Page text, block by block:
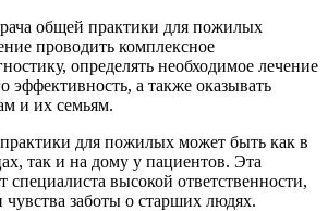
общей практики для пожилых
проводить комплексное
определять необходимое лечение
эффективность, а также оказывать
и их семьям.
для пожилых может быть как в
так и на дому у пациентов. Эта
специалиста высокой ответственности,
заботы о старших людях.